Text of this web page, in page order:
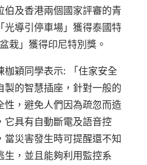
伯及香港兩個國家評審的青
光導引停車場」獲得泰國特
栽」獲得印尼特別獎。
枷穎同學表示: 「住家安全
製的智慧插座，針對一般的
性，避免人們因為疏忽而造
它具有自動斷電及語音控
當災害發生時可提醒還不知
生，並且能夠利用監控系